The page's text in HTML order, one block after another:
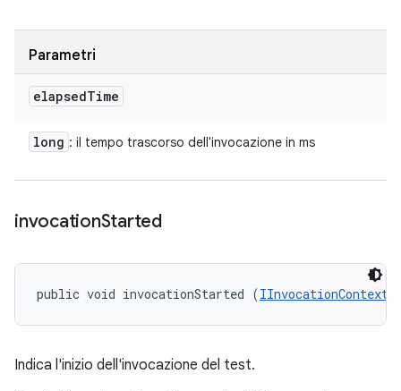
Parametri
elapsedTime
long : il tempo trascorso dell'invocazione in ms
invocationStarted
public void invocationStarted (IInvocationContext
Indica l'inizio dell'invocazione del test.